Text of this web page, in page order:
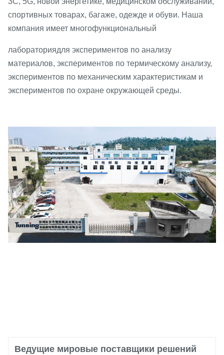
спортивных товарах, багаже, одежде и обуви. Наша
компания имеет многофункциональный
лабораториядля экспериментов по анализу
материалов, экспериментов по термическому анализу,
экспериментов по механическим характеристикам и
экспериментов по охране окружающей среды.
Ведущие мировые поставщики решений